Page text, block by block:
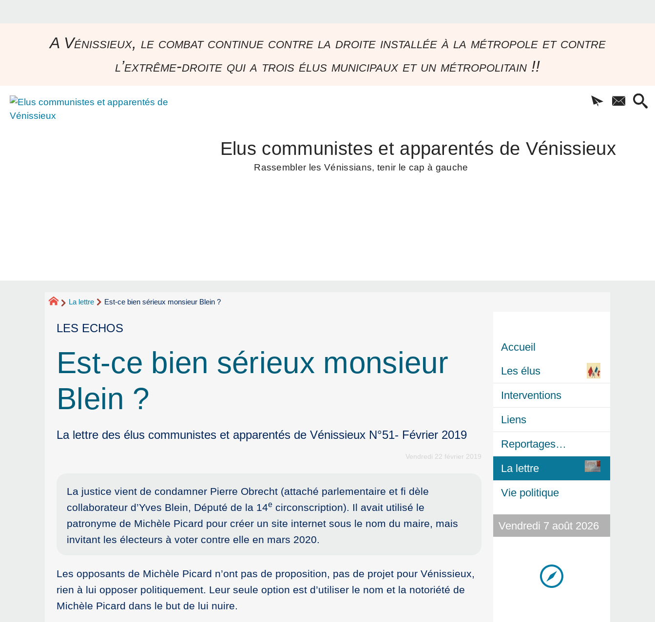
A Vénissieux, le combat continue contre la droite installée à la métropole et contre
l’extrême-droite qui a trois élus municipaux et un métropolitain !!
Elus communistes et apparentés de Vénissieux
Rassembler les Vénissians, tenir le cap à gauche
La lettre Est-ce bien sérieux monsieur Blein ?
LES ECHOS
Est-ce bien sérieux monsieur
Blein ?
La lettre des élus communistes et apparentés de Vénissieux N°51- Février 2019
Vendredi 22 février 2019
La justice vient de condamner Pierre Obrecht (attaché parlementaire et fi dèle
collaborateur d’Yves Blein, Député de la 14ecirconscription). Il avait utilisé le
patronyme de Michèle Picard pour créer un site internet sous le nom du maire, mais
invitant les électeurs à voter contre elle en mars 2020.
Les opposants de Michèle Picard n’ont pas de proposition, pas de projet pour Vénissieux,
rien à lui opposer politiquement. Leur seule option est d’utiliser le nom et la notoriété de
Michèle Picard dans le but de lui nuire.
Accueil
Les élus
Interventions
Liens
Reportages…
La lettre
Vie politique
Vendredi 7 août 2026